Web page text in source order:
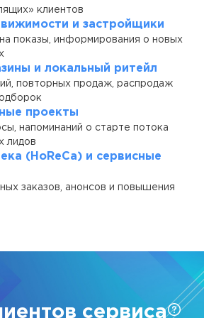
клиентов
и застройщики
показы, информирования о новых
и локальный ритейл
повторных продаж, распродаж
проекты
напоминаний о старте потока
лидов
(HoReCa) и сервисные
заказов, анонсов и повышения
сервиса
уже есть
аккаунт
с вашим номером уже
существует.
войти в ЛК.
помните пароль, то
процедурой
пароля
помощь?
в мессенджер и получите
консультацию специалиста
Telegram МАКС